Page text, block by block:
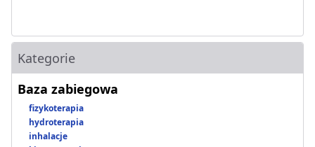
Kategorie
Baza zabiegowa
fizykoterapia
hydroterapia
inhalacje